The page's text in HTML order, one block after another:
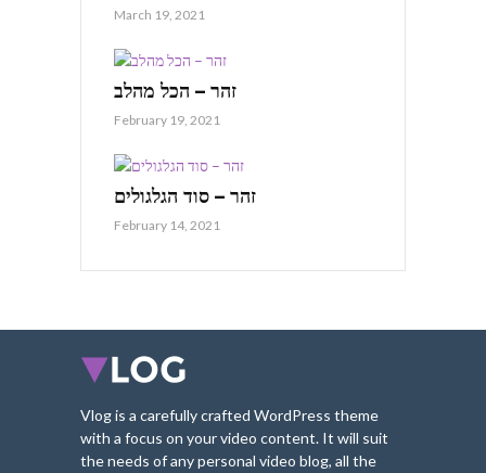
March 19, 2021
זהר – הכל מהלב
February 19, 2021
זהר – סוד הגלגולים
February 14, 2021
Vlog is a carefully crafted WordPress theme
with a focus on your video content. It will suit
the needs of any personal video blog, all the